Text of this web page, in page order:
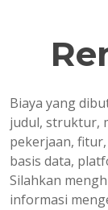
Biaya yang
judul, struktur,
pekerjaan,
basis data,
Silahkan
informasi